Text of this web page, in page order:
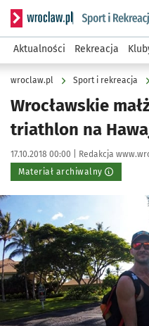
Serwis informacyjny
Aktualności Rekreacja
wroclaw.pl Sport i rekreacja
Wrocławskie
triathlon na
Data publikacji:
17.10.2018 00:00 | Autor:
Redakcja
Materiał archiwalny
Kliknij, aby powiększyć